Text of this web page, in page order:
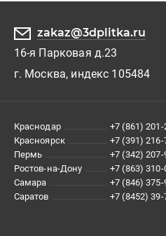
zakaz@3dplitka.ru
16-я Парковая д.23
г. Москва, индекс 105484
Краснодар
+7 (861) 201-
Красноярск
+7 (391) 216-
Пермь
+7 (342) 207-
Ростов-на-Дону
+7 (863) 310-
Самара
+7 (846) 375-
Саратов
+7 (8452) 39-